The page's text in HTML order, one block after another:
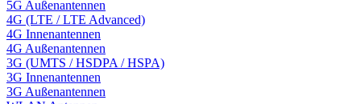
5G Außenantennen
4G (LTE / LTE Advanced)
4G Innenantennen
4G Außenantennen
3G (UMTS / HSDPA / HSPA)
3G Innenantennen
3G Außenantennen